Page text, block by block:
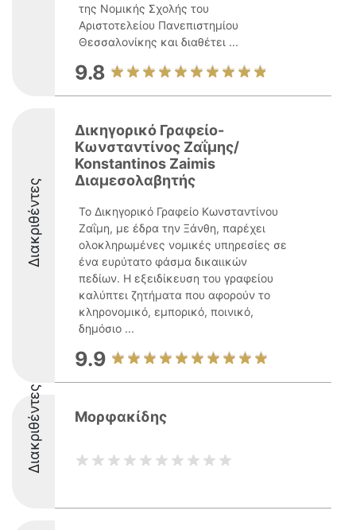
της Νομικής Σχολής του
Αριστοτελείου Πανεπιστημίου
Θεσσαλονίκης και διαθέτει ...
9.8
Διακριθέντες
Δικηγορικό Γραφείο-
Κωνσταντίνος Ζαΐμης/
Konstantinos Zaimis
Διαμεσολαβητής
Το Δικηγορικό Γραφείο Κωνσταντίνου
Ζαΐμη, με έδρα την Ξάνθη, παρέχει
ολοκληρωμένες νομικές υπηρεσίες σε
ένα ευρύτατο φάσμα δικαιικών
πεδίων. Η εξειδίκευση του γραφείου
καλύπτει ζητήματα που αφορούν το
κληρονομικό, εμπορικό, ποινικό,
δημόσιο ...
9.9
Διακριθέντες Μορφακίδης